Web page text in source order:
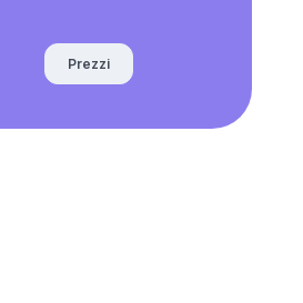
Prezzi